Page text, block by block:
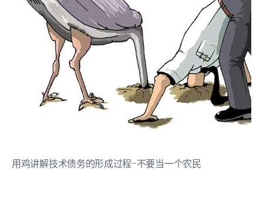
用鸡讲解技术债务的形成过程-不要当一个农民